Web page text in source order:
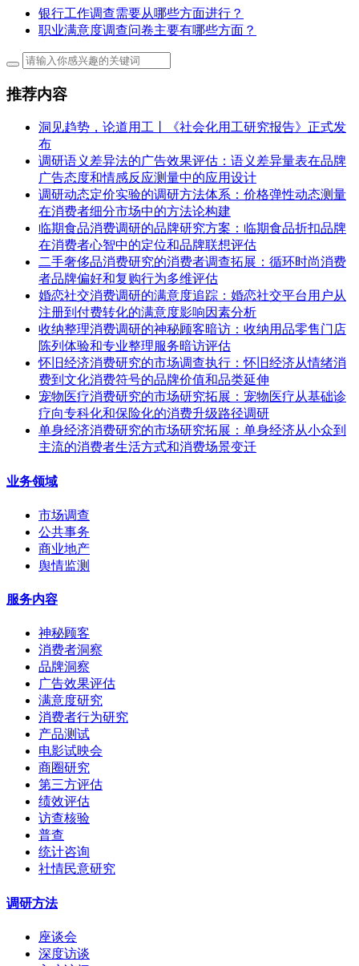
银行工作调查需要从哪些方面进行？
职业满意度调查问卷主要有哪些方面？
推荐内容
洞见趋势，论道用工丨《社会化用工研究报告》正式发
布
调研语义差异法的广告效果评估：语义差异量表在品牌
广告态度和情感反应测量中的应用设计
调研动态定价实验的调研方法体系：价格弹性动态测量
在消费者细分市场中的方法论构建
临期食品消费调研的品牌研究方案：临期食品折扣品牌
在消费者心智中的定位和品牌联想评估
二手奢侈品消费研究的消费者调查拓展：循环时尚消费
者品牌偏好和复购行为多维评估
婚恋社交消费调研的满意度追踪：婚恋社交平台用户从
注册到付费转化的满意度影响因素分析
收纳整理消费调研的神秘顾客暗访：收纳用品零售门店
陈列体验和专业整理服务暗访评估
怀旧经济消费研究的市场调查执行：怀旧经济从情绪消
费到文化消费符号的品牌价值和品类延伸
宠物医疗消费研究的市场研究拓展：宠物医疗从基础诊
疗向专科化和保险化的消费升级路径调研
单身经济消费研究的市场研究拓展：单身经济从小众到
主流的消费者生活方式和消费场景变迁
业务领域
市场调查
公共事务
商业地产
舆情监测
服务内容
神秘顾客
消费者洞察
品牌洞察
广告效果评估
满意度研究
消费者行为研究
产品测试
电影试映会
商圈研究
第三方评估
绩效评估
访查核验
普查
统计咨询
社情民意研究
调研方法
座谈会
深度访谈